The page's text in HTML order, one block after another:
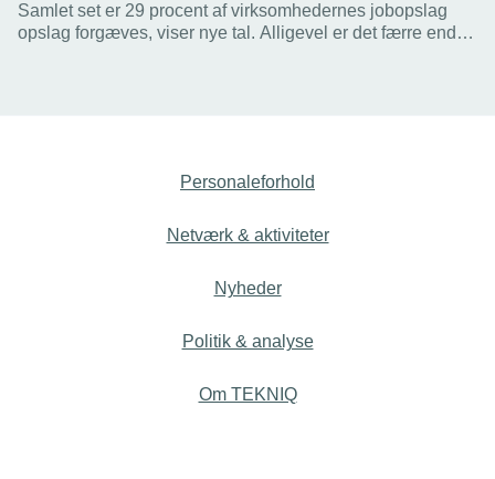
Samlet set er 29 procent af virksomhedernes jobopslag
opslag forgæves, viser nye tal. Alligevel er det færre end
Personaleforhold
Netværk & aktiviteter
Nyheder
Politik & analyse
Om TEKNIQ